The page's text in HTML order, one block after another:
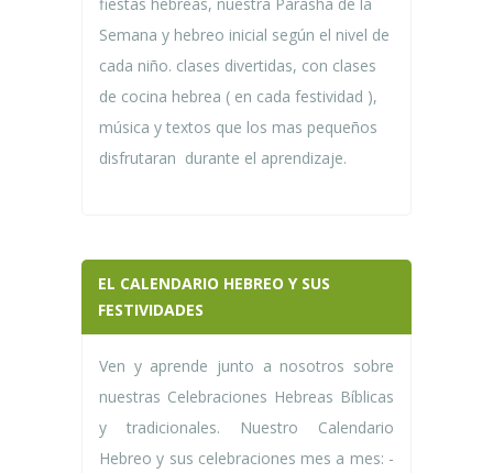
Semana y hebreo inicial según el nivel de
cada niño. clases divertidas, con clases
de cocina hebrea ( en cada festividad ),
música y textos que los mas pequeños
disfrutaran durante el aprendizaje.
EL CALENDARIO HEBREO Y SUS
FESTIVIDADES
Ven y aprende junto a nosotros sobre
nuestras Celebraciones Hebreas Bíblicas
y tradicionales. Nuestro Calendario
Hebreo y sus celebraciones mes a mes: -